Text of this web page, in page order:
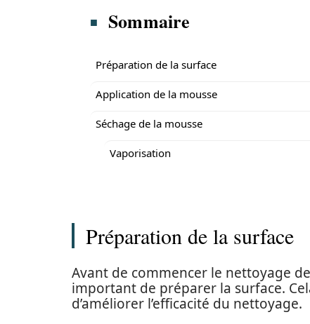
Sommaire
Préparation de la surface
Application de la mousse
Séchage de la mousse
Vaporisation
Préparation de la surface
Avant de commencer le nettoyage
important de préparer la surface.
d’améliorer l’efficacité du nettoyage.